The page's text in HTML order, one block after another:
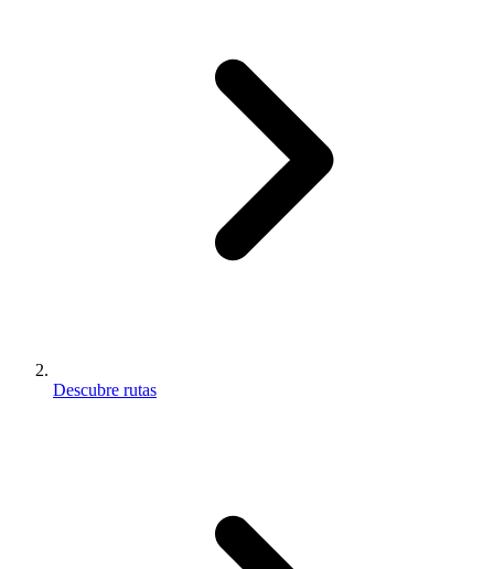
Descubre rutas